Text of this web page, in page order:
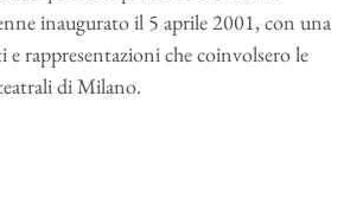
inaugurato il 5 aprile 2001, con una
rappresentazioni che coinvolsero le
di Milano.